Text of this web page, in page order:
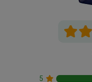
5